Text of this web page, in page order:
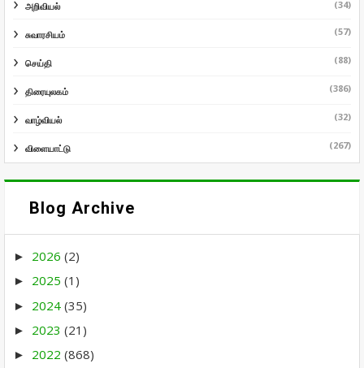
அறிவியல் (34)
சுவாரசியம் (57)
செய்தி (88)
திரையுலகம் (386)
வாழ்வியல் (32)
விளையாட்டு (267)
Blog Archive
► 2026 (2)
► 2025 (1)
► 2024 (35)
► 2023 (21)
► 2022 (868)